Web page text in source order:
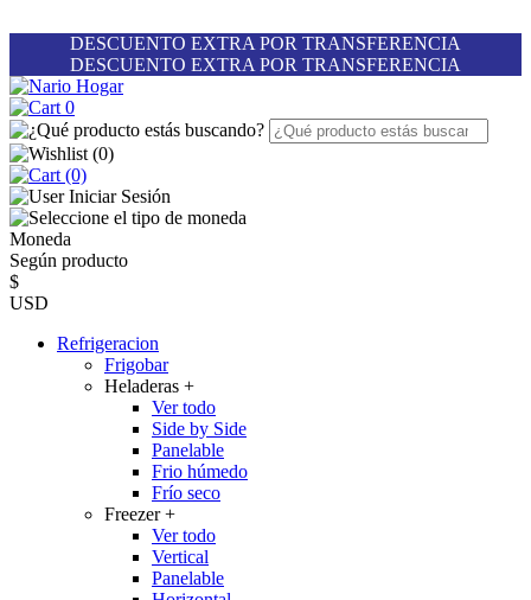
DESCUENTO EXTRA POR TRANSFERENCIA
DESCUENTO EXTRA POR TRANSFERENCIA
0
(0)
(0)
Iniciar Sesión
Moneda
Según producto
$
USD
Refrigeracion
Frigobar
Heladeras +
Ver todo
Side by Side
Panelable
Frio húmedo
Frío seco
Freezer+
Ver todo
Vertical
Panelable